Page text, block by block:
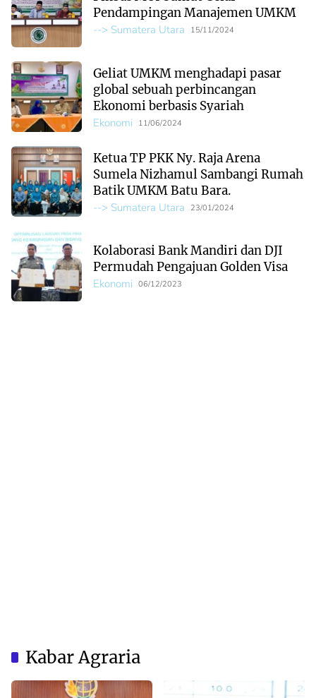
Pendampingan Manajemen UMKM
--> Sumatera Utara 15/11/2024
Geliat UMKM menghadapi pasar
global sebuah perbincangan
Ekonomi berbasis Syariah
Ekonomi 11/06/2024
Ketua TP PKK Ny. Raja Arena
Sumela Nizhamul Sambangi Rumah
Batik UMKM Batu Bara.
--> Sumatera Utara 23/01/2024
Kolaborasi Bank Mandiri dan DJI
Permudah Pengajuan Golden Visa
Ekonomi 06/12/2023
Kabar Agraria